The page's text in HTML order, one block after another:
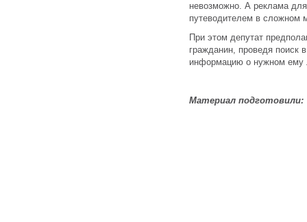
невозможно. А реклама
путеводителем в сложном
При этом депутат
гражданин, проведя поиск
информацию о нужном ему
Материал подготовили: